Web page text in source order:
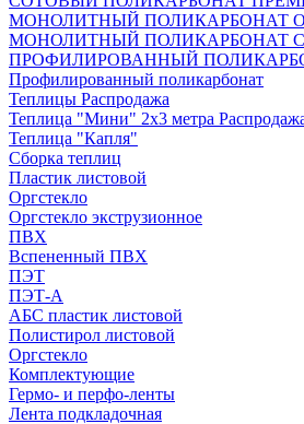
МОНОЛИТНЫЙ ПОЛИКАРБОНАТ
МОНОЛИТНЫЙ ПОЛИКАРБОНАТ
ПРОФИЛИРОВАННЫЙ
Профилированный поликарбонат
Теплицы Распродажа
Теплица "Мини" 2х3 метра
Теплица "Капля"
Сборка теплиц
Пластик листовой
Оргстекло
Оргстекло экструзионное
ПВХ
Вспененный ПВХ
ПЭТ
ПЭТ-А
АБС пластик листовой
Полистирол листовой
Оргстекло
Комплектующие
Гермо- и перфо-ленты
Лента подкладочная